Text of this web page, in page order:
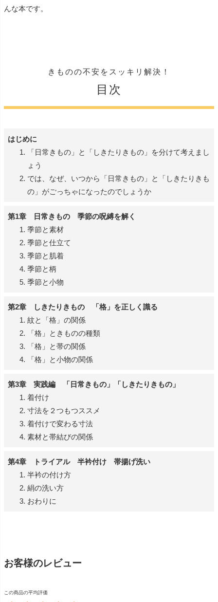
んな本です。
きものの不安をスッキリ解決！
目次
はじめに
「日常きもの」と「しきたりきもの」を分けて考えまし
ょう
では、なぜ、いつから「日常きもの」と「しきたりきも
の」がごっちゃになったのでしょうか
第1章 日常きもの 季節の呪縛を解く
季節と素材
季節と仕立て
季節と肌着
季節と柄
季節と小物
第2章 しきたりきもの 「格」を正しく識る
紋と「格」の関係
「格」ときものの種類
「格」と帯の関係
「格」と小物の関係
第3章 実践編 「日常きもの」「しきたりきもの」
着付け
寸法を２つもつススメ
着付けで変わる寸法
素材と帯結びの関係
第4章 トライアル 半衿付け 帯揚げ洗い
半衿の付け方
絹の洗い方
おわりに
お客様のレビュー